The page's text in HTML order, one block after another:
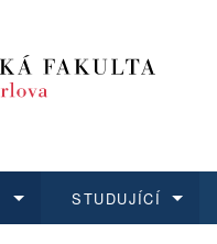
STUDUJÍCÍ